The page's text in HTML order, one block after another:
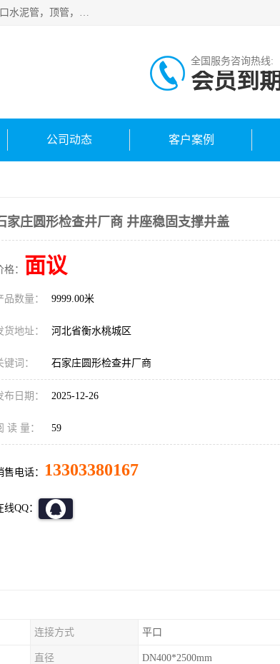
衡水宁瑞建材有限公司批量供应：水泥管、承插口水泥管，混凝土排水管，承插口水泥管，企口水泥管，钢承口水泥管，顶管，平口水泥管，水泥检查井，混凝土检查井，预制混凝土检查井，矩形检查井，圆形检查井等产品。
全国服务咨询热线:
会员到期
公司动态 客户案例
家庄圆形检查井厂商 井座稳固支撑井盖
格： 面议
品数量： 9999.00米
货地址： 河北省衡水桃城区
键词： 石家庄圆形检查井厂商
布日期： 2025-12-26
读 量： 59
售电话： 13303380167
线QQ：
连接方式 平口
直径 DN400*2500mm